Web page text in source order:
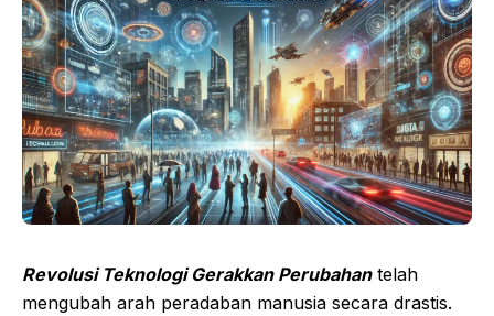
Revolusi Teknologi Gerakkan Perubahantelah
mengubah arah peradaban manusia secara drastis.